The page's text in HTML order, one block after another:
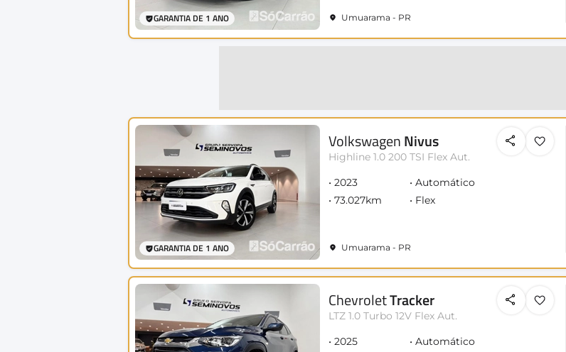
GARANTIA DE 1 ANO Umuarama - PR
GARANTIA DE 1 ANO
VolkswagenNivus
Highline 1.0 200 TSI Flex Aut.
2023
Automático
73.027km
Flex
Umuarama - PR
ChevroletTracker
LTZ 1.0 Turbo 12V Flex Aut.
2025
Automático